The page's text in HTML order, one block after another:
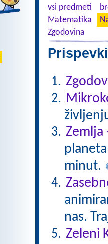
vsi predmeti
Matematika
Zgodovina
Zemlja
minut.
nas.
Zeleni